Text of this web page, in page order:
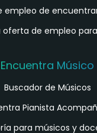
empleo de
oferta de empleo
Encuentra Músico
Buscador de Músicos
Pianista
para músicos y